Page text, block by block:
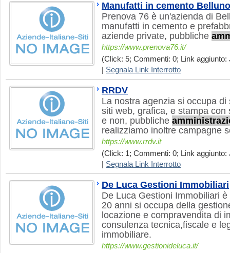
Manufatti in cemento Belluno
Prenova 76 è un'azienda di
manufatti in cemento e
aziende private, pubbliche
https://www.prenova76.it/
(Click: 5; Commenti: 0; Link aggiunto:
Segnala Link Interrotto
RRDV
La nostra agenzia si occupa
siti web, grafica, e stampa con
e non, pubbliche
realizziamo inoltre campagne
https://www.rrdv.it
(Click: 1; Commenti: 0; Link aggiunto:
Segnala Link Interrotto
De Luca Gestioni Immobiliari
De Luca Gestioni Immobiliari
20 anni si occupa della
locazione e compravendita di
consulenza tecnica,fiscale e
immobiliare.
https://www.gestionideluca.it/